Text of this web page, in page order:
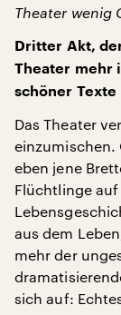
Theater wenig
Dritter Akt,
Theater mehr
schöner Texte
Das Theater
einzumischen.
eben jene
Flüchtlinge
aus dem
mehr der
sich auf: